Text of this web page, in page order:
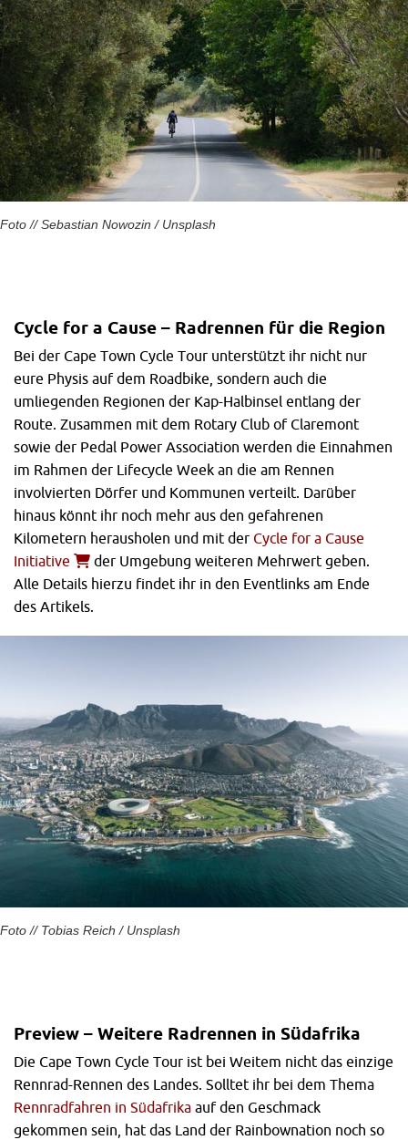
Foto // Sebastian Nowozin / Unsplash
Cycle for a Cause – Radrennen für die Region
Bei der Cape Town Cycle Tour unterstützt ihr nicht nur
eure Physis auf dem Roadbike, sondern auch die
umliegenden Regionen der Kap-Halbinsel entlang der
Route. Zusammen mit dem Rotary Club of Claremont
sowie der Pedal Power Association werden die Einnahmen
im Rahmen der Lifecycle Week an die am Rennen
involvierten Dörfer und Kommunen verteilt. Darüber
hinaus könnt ihr noch mehr aus den gefahrenen
Kilometern herausholen und mit der Cycle for a Cause
Initiative
der Umgebung weiteren Mehrwert geben.
Alle Details hierzu findet ihr in den Eventlinks am Ende
des Artikels.
Foto // Tobias Reich / Unsplash
Preview – Weitere Radrennen in Südafrika
Die Cape Town Cycle Tour ist bei Weitem nicht das einzige
Rennrad-Rennen des Landes. Solltet ihr bei dem Thema
Rennradfahren in Südafrika auf den Geschmack
gekommen sein, hat das Land der Rainbownation noch so